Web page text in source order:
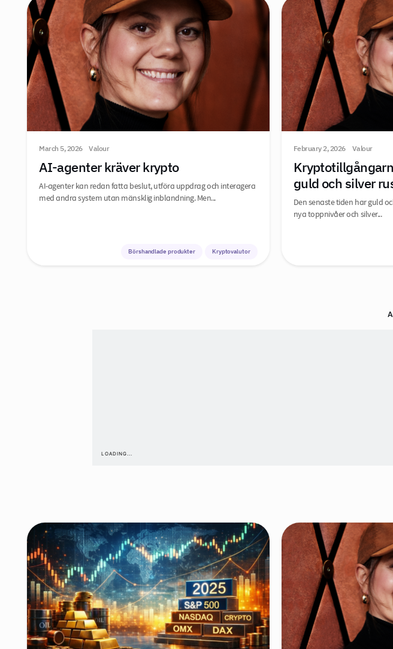
March 5, 2026 Valour
AI-agenter kräver krypto
AI-agenter kan redan fatta beslut, utföra uppdrag och interagera
med andra system utan mänsklig inblandning. Men...
Börshandlade produkter Kryptovalutor
February 2, 2026 Valour
guld och silver
Den senaste tiden har guld
nya toppnivåer och silver...